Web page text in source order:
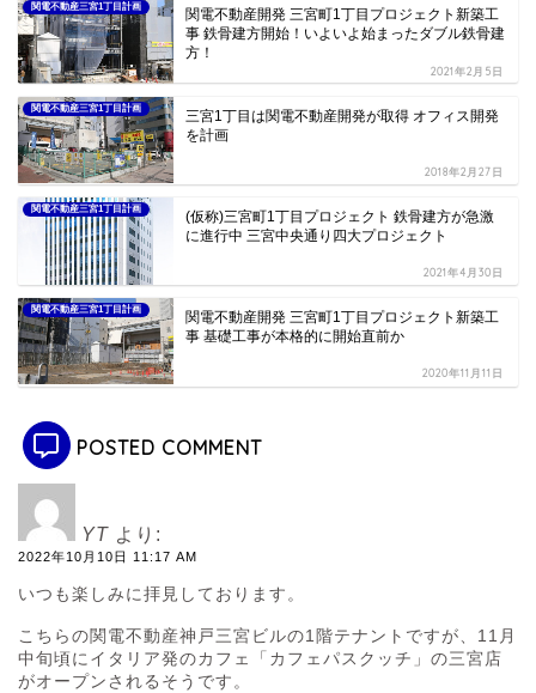
関電不動産三宮1丁目計画
関電不動産開発 三宮町1丁目プロジェクト新築工
事 鉄骨建方開始！いよいよ始まったダブル鉄骨建
方！
2021年2月5日
関電不動産三宮1丁目計画
三宮1丁目は関電不動産開発が取得 オフィス開発
を計画
2018年2月27日
関電不動産三宮1丁目計画
(仮称)三宮町1丁目プロジェクト 鉄骨建方が急激
に進行中 三宮中央通り四大プロジェクト
2021年4月30日
関電不動産三宮1丁目計画
関電不動産開発 三宮町1丁目プロジェクト新築工
事 基礎工事が本格的に開始直前か
2020年11月11日
POSTED COMMENT
YT より:
2022年10月10日 11:17 AM
いつも楽しみに拝見しております。
こちらの関電不動産神戸三宮ビルの1階テナントですが、11月
中旬頃にイタリア発のカフェ「カフェパスクッチ」の三宮店
がオープンされるそうです。